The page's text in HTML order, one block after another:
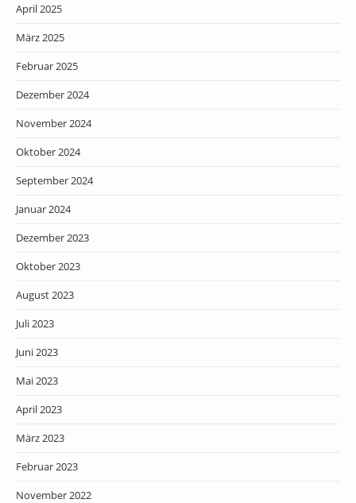
April 2025
März 2025
Februar 2025
Dezember 2024
November 2024
Oktober 2024
September 2024
Januar 2024
Dezember 2023
Oktober 2023
August 2023
Juli 2023
Juni 2023
Mai 2023
April 2023
März 2023
Februar 2023
November 2022